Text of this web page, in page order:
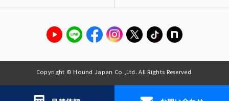
Copyright © Hound Japan Co.,Ltd. All Rights Reserved.